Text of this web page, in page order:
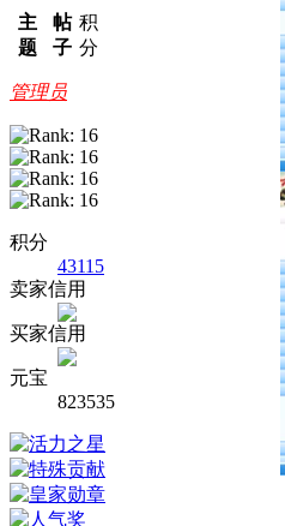
主
题
帖
子
积
分
管理员
积分
43115
卖家信用
买家信用
元宝
823535